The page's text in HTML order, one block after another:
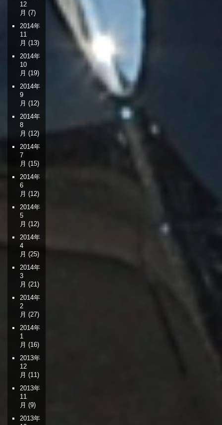
12
月 (7)
2014年
11
月 (13)
2014年
10
月 (19)
2014年
9
月 (12)
2014年
8
月 (12)
2014年
7
月 (15)
2014年
6
月 (12)
2014年
5
月 (12)
2014年
4
月 (25)
2014年
3
月 (21)
2014年
2
月 (27)
2014年
1
月 (16)
2013年
12
月 (11)
2013年
11
月 (9)
2013年